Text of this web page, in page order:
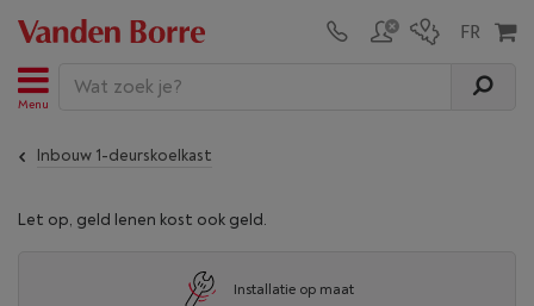
Menu
Inbouw 1-deurskoelkast
Let op, geld lenen kost ook geld.
Installatie op maat